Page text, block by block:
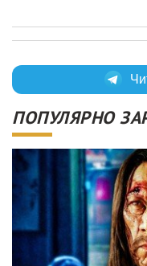
ПОПУЛЯРНО